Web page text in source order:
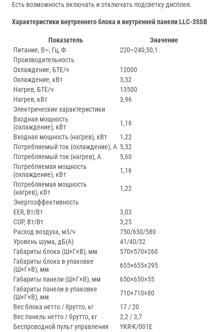
Есть возможность включать и отключать подсветку дисплея.
Характеристики внутреннего блока и внутренней панели LLC-35SB
Показатель
Значение
Питание, В~, Гц, Ф
220~240,50,1
Производительность
Охлаждение, БТЕ/ч
12000
Охлаждение, кВт
3,52
Нагрев, БТЕ/ч
13500
Нагрев, кВт
3,96
Электрические характеристики
Входная мощность
(охлаждение), кВт
1,16
Входная мощность (нагрев), кВт
1,22
Потребляемый ток (охлаждение), А 5,32
Потребляемый ток (нагрев), А
5,60
Потребляемая мощность
(охлаждение), кВт
1,16
Потребляемая мощность
(нагрев), кВт
1,22
Энергоэффективность
EER, Вт/Вт
3,03
COP, Вт/Вт
3,25
Расход воздуха, м3/ч
750/650/580
Уровень шума, дБ(А)
41/40/32
Габариты блока (Ш×Г×В), мм
570×570×260
Габариты блока в упаковке
(Ш×Г×В), мм
655×655×295
Габариты панели (Ш×Г×В), мм
650×650×55
Габариты панели в упаковке
(Ш×Г×В), мм
710×710×80
Вес блока нетто / брутто, кг
17 / 20
Вес панель нетто / брутто, кг
2,2 / 3,7
Беспроводной пульт управления
YKR-K/001E